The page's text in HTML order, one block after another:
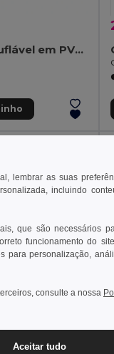
Bola de praia insuflável em PVC opaco
lembrar as suas
incluindo
que são necessários
funcionamento do
para personalização,
consulte a nossa
Aceitar tudo